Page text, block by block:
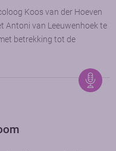
Koos van der Hoeven
Antoni van Leeuwenhoek te
betrekking tot de